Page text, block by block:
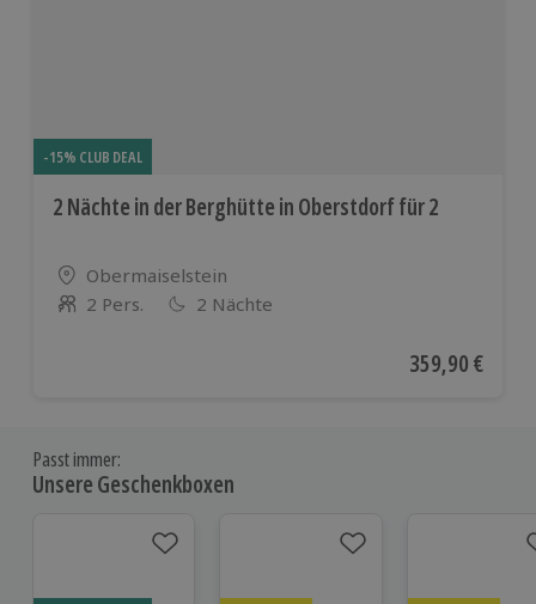
-15% CLUB DEAL
2 Nächte in der Berghütte in Oberstdorf für 2
Standort
Obermaiselstein
Anzahl der Teilnehmer
2 Pers. 2 Nächte
Aktueller Preis
359,90 €
Passt immer:
Unsere Geschenkboxen